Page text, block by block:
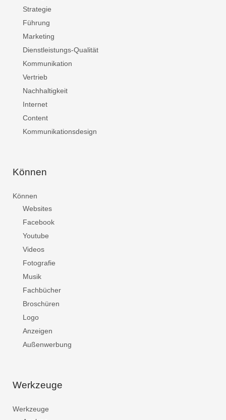
Strategie
Führung
Marketing
Dienstleistungs-Qualität
Kommunikation
Vertrieb
Nachhaltigkeit
Internet
Content
Kommunikationsdesign
Können
Können
Websites
Facebook
Youtube
Videos
Fotografie
Musik
Fachbücher
Broschüren
Logo
Anzeigen
Außenwerbung
Werkzeuge
Werkzeuge